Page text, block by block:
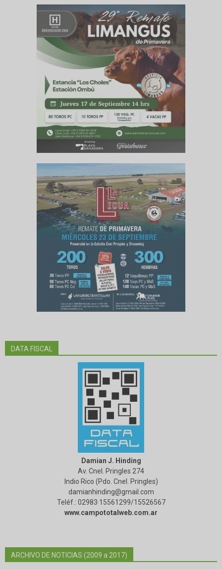
DATA FISCAL
Damian J. Hinding
Av. Cnel. Pringles 274
Indio Rico (Pdo. Cnel. Pringles)
damianhinding@gmail.com
Teléf.: 02983·15561299/15526567
www.campototalweb.com.ar
ARCHIVO DE NOTICIAS (2009 a 2017)